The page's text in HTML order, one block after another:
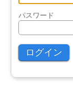
パスワード